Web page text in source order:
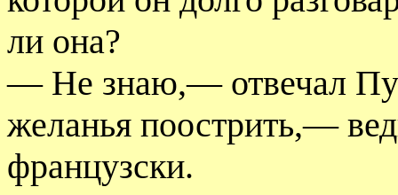
ли она?
— Не знаю,— отвечал
желанья поострить,—
французски.